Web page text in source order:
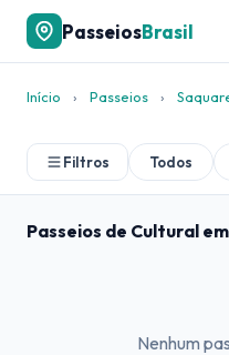
PasseiosBrasil
Início › Passeios ›
Filtros Todos
Passeios de Cultural
Nenhum